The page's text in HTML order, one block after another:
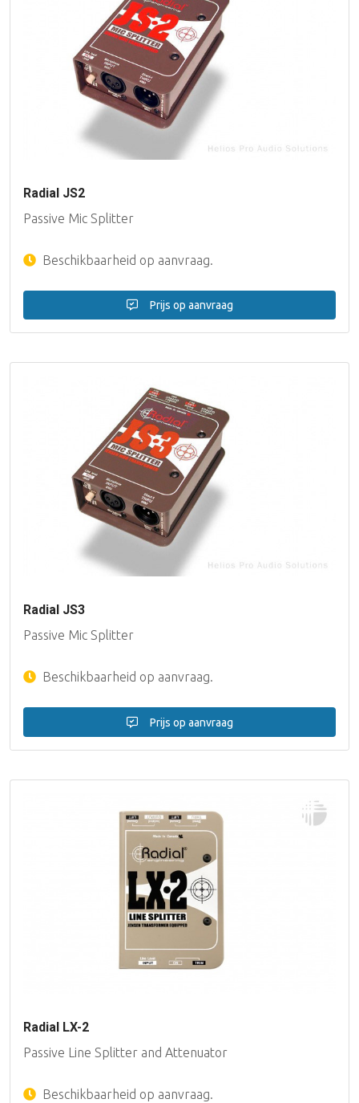
Radial JS2
Passive Mic Splitter
Beschikbaarheid op aanvraag.
Prijs op aanvraag
Radial JS3
Passive Mic Splitter
Beschikbaarheid op aanvraag.
Prijs op aanvraag
Radial LX-2
Passive Line Splitter and Attenuator
Beschikbaarheid op aanvraag.